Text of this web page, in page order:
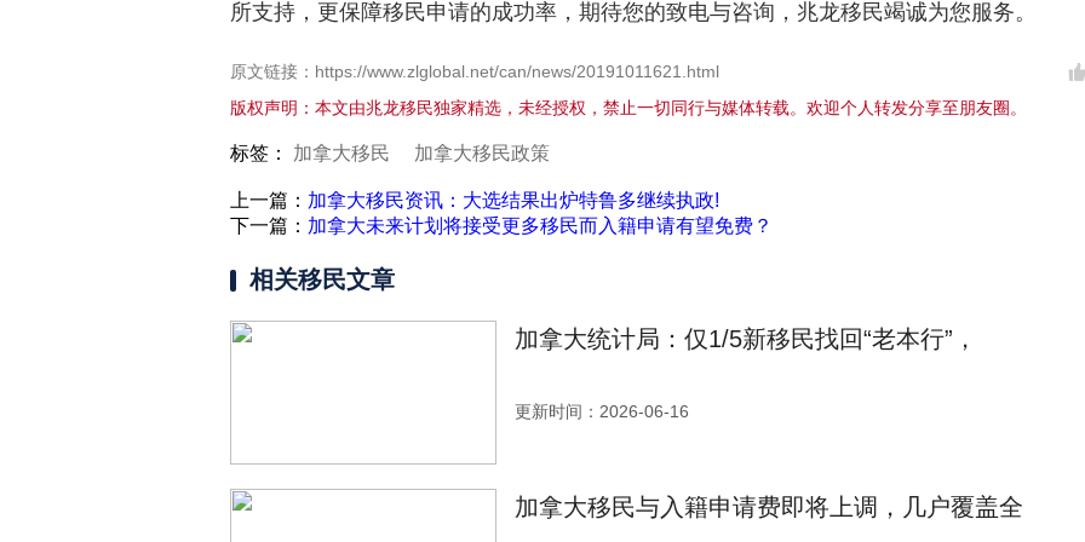
所支持，更保障移民申请的成功率，期待您的致电与咨询，兆龙移民竭诚为您服务。
原文链接：https://www.zlglobal.net/can/news/20191011621.html
版权声明：本文由兆龙移民独家精选，未经授权，禁止一切同行与媒体转载。欢迎个人转发分享至朋友圈。
标签： 加拿大移民 加拿大移民政策
上一篇： 加拿大移民资讯：大选结果出炉特鲁多继续执政!
下一篇： 加拿大未来计划将接受更多移民而入籍申请有望免费？
相关移民文章
加拿大统计局：仅1/5新移民找回“老本行”，
更新时间：2026-06-16
加拿大移民与入籍申请费即将上调，几户覆盖全